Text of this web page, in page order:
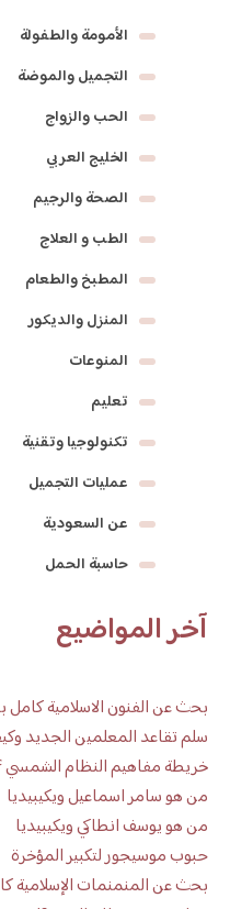
الأمومة والطفولة
التجميل والموضة
الحب والزواج
الخليج العربي
الصحة والرجيم
الطب و العلاج
المطبخ والطعام
المنزل والديكور
المنوعات
تعليم
تكنولوجيا وتقنية
عمليات التجميل
عن السعودية
حاسبة الحمل
آخر المواضيع
بحث عن الفنون الاسلامية كامل
سلم تقاعد المعلمين الجديد
خريطة مفاهيم النظام الشمسي pdf
من هو سامر اسماعيل ويكيبيديا
من هو يوسف انطاكي ويكيبيديا
حبوب موسيجور لتكبير المؤخرة
بحث عن المنمنمات الإسلامية